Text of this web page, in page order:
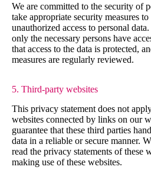
We are committed to the security of
take appropriate security measures
unauthorized access to personal
only the necessary persons have
that access to the data is protected,
measures are regularly reviewed.
5. Third-party websites
This privacy statement does not
websites connected by links on our
guarantee that these third parties
data in a reliable or secure manner.
read the privacy statements of these
making use of these websites.